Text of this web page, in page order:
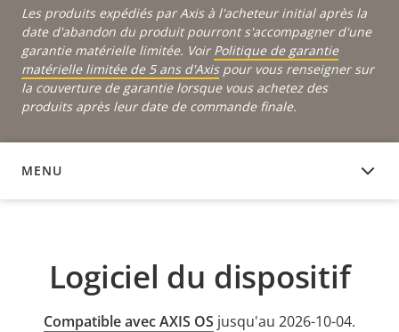
Les produits expédiés par Axis à l'acheteur initial après la
date d'abandon du produit pourront s'accompagner d'une
garantie matérielle limitée. Voir Politique de garantie
matérielle limitée de 5 ans d'Axispour vous renseigner sur
la couverture de garantie lorsque vous achetez des
produits après leur date de commande finale.
MENU
LOGICIEL DU DISPOSITIF
Logiciel du dispositif
Compatible avec AXIS OS jusqu'au 2026-10-04.